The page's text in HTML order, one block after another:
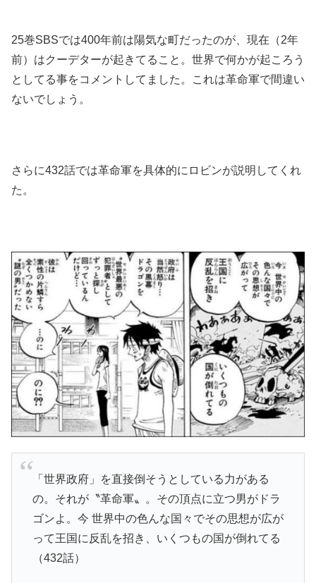
25巻SBSでは400年前は陽気な町だったのが、現在（2年
前）はクーデターが起きてること。世界で何かが起ころう
としてる事をコメントしてました。これは革命軍で間違い
ないでしょう。
さらに432話では革命軍を具体的にロビンが説明してくれ
た。
「世界政府」を直接倒そうとしている力がある
の。それが〝革命軍〟。その頂点に立つ男がドラ
ゴンよ。今 世界中の色んな国々でその思想が広が
って王国に反乱を招き、いくつもの国が倒れてる
（432話）